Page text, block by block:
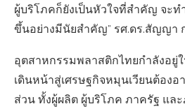
ผู้บริโภคก็ยังเป็นหัวใจที่สำคัญ จะท
ขึ้นอย่างมีนัยสำคัญ” รศ.ดร.สัญญา
อุตสาหกรรมพลาสติกไทยกำลังอยู่
เดินหน้าสู่เศรษฐกิจหมุนเวียนต้อง
ส่วน ทั้งผู้ผลิต ผู้บริโภค ภาครัฐ แล